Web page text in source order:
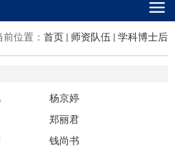
前位置： 首页 师资队伍 学科博士后
杨京婷
郑丽君
钱尚书